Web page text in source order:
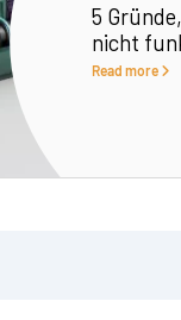
5
nicht
Read more